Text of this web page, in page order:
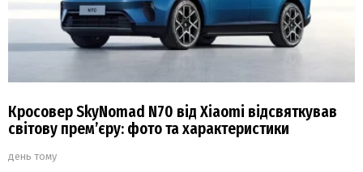
Кросовер SkyNomad N70 від Xiaomi відсвяткував
світову прем’єру: фото та характеристики
день тому